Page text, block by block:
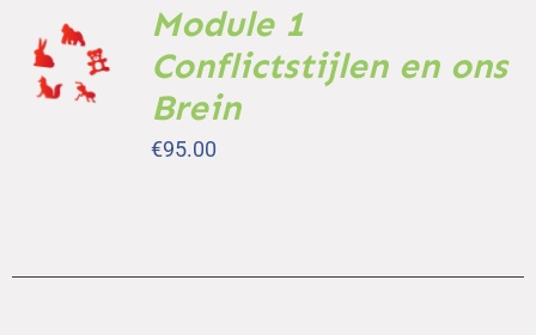
AAN
WINKELWAGEN
Module 1
Conflictstijlen en ons
Brein
€95.00